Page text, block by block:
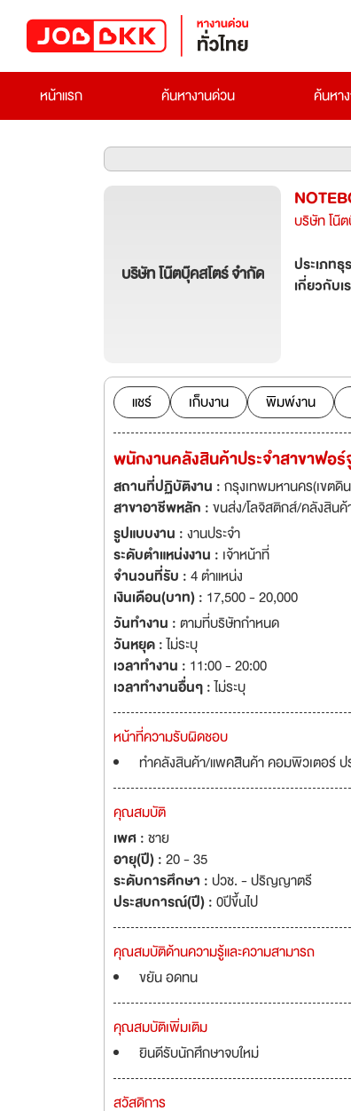
หน้าแรก
ค้นหางานด่วน ค้นหา
บริษัท โน๊ตบุ๊คสโตร์ จำกัด
บริษัท โน๊
ประเภทธุ
เกี่ยวกับเ
แชร์ เก็บงาน พิมพ์งาน
พนักงานคลังสินค้าประจำสาขาฟอร์
สถานที่ปฏิบัติงาน :กรุงเทพมหานคร(เขตดิ
สาขาอาชีพหลัก :ขนส่ง/โลจิสติกส์/คลังสินค้
รูปแบบงาน :งานประจำ
ระดับตำแหน่งงาน : เจ้าหน้าที่
จำนวนที่รับ :4 ตำแหน่ง
เงินเดือน(บาท) : 17,500 - 20,000
วันทำงาน :ตามที่บริษัทกำหนด
วันหยุด :ไม่ระบุ
เวลาทำงาน : 11:00 - 20:00
เวลาทำงานอื่นๆ :ไม่ระบุ
หน้าที่ความรับผิดชอบ
ทำคลังสินค้า/แพคสิินค้า คอมพิวเตอร์
คุณสมบัติ
เพศ :ชาย
อายุ(ปี) :20 - 35
ระดับการศึกษา :ปวช. - ปริญญาตรี
ประสบการณ์(ปี) :0ปีขึ้นไป
คุณสมบัติด้านความรู้และความสามารถ
ขยัน อดทน
คุณสมบัติเพิ่มเติม
ยินดีรับนักศึกษาจบใหม่
สวัสดิการ